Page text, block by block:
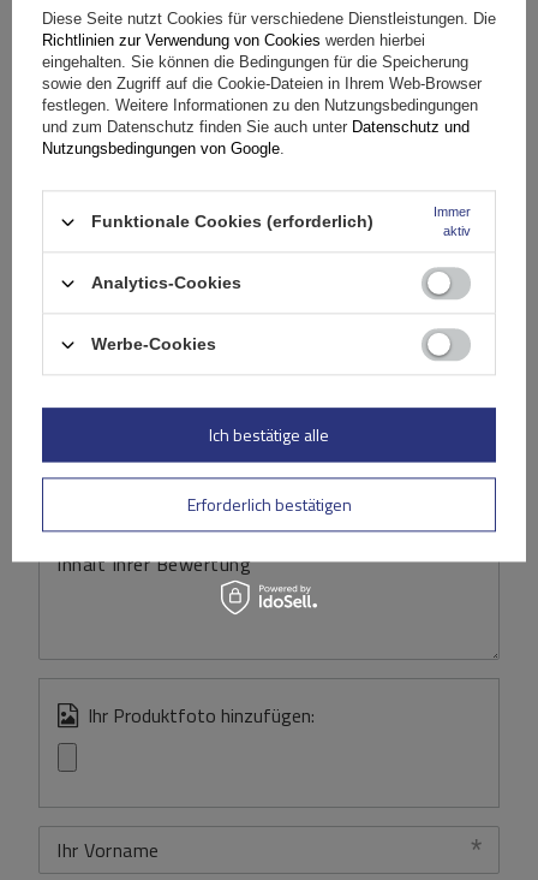
Spezifikation
Das Produkt passt zu Autos
Lieferung
Stelle eine Frage
Ihre Note:
5/5
Inhalt Ihrer Bewertung
Ihr Produktfoto hinzufügen:
Ihr Vorname
Diese Seite nutzt Cookies für verschiedene Dienstleistungen. Die
Richtlinien zur Verwendung von Cookies werden hierbei
eingehalten. Sie können die Bedingungen für die Speicherung
sowie den Zugriff auf die Cookie-Dateien in Ihrem Web-Browser
festlegen. Weitere Informationen zu den Nutzungsbedingungen
und zum Datenschutz finden Sie auch unter Datenschutz und
Nutzungsbedingungen von Google.
Funktionale Cookies (erforderlich)
Immer
aktiv
Analytics-Cookies
Werbe-Cookies
Erforderlich bestätigen
Ich bestätige alle